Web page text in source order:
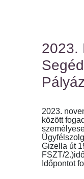
2023.
2023.
között
Gizella út
FSZT/
Időpontot